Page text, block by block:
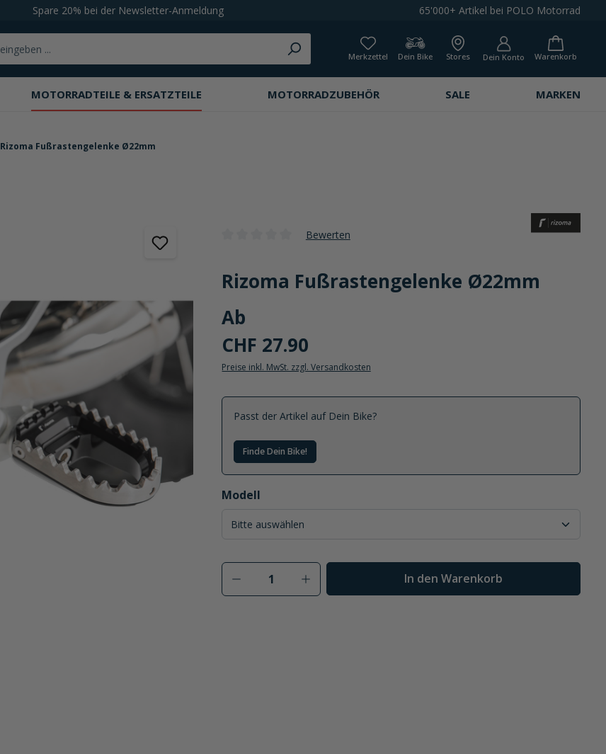
Spare 20% bei der Newsletter-Anmeldung 65'000+ Artikel bei POLO Motorrad
Merkzettel Dein Bike Stores Dein Konto Warenkorb
MOTORRADTEILE & ERSATZTEILE MOTORRADZUBEHÖR SALE MARKEN
Rizoma Fußrastengelenke Ø22mm
Bewerten
Rizoma Fußrastengelenke Ø22mm
Ab
CHF 27.90
Preise inkl. MwSt. zzgl. Versandkosten
Passt der Artikel auf Dein Bike?
Finde Dein Bike!
Modell
auswählen
Produkt Anzahl: Gib den gewünschten Wert ein
In den Warenkorb